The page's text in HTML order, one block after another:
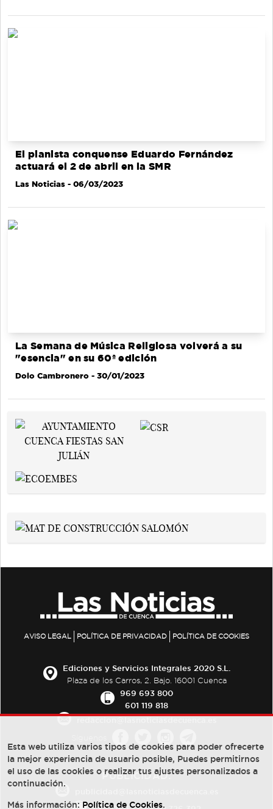
El pianista conquense Eduardo Fernández
actuará el 2 de abril en la SMR
Las Noticias - 06/03/2023
La Semana de Música Religiosa volverá a su
"esencia" en su 60ª edición
Dolo Cambronero - 30/01/2023
AVISO LEGAL POLÍTICA DE PRIVACIDAD POLÍTICA DE COOKIES
Ediciones y Servicios Integrales 2020 S.L.
Plaza de los Carros, 2. Bajo. 16001 Cuenca
969 693 800
601 119 818
PUBLICIDAD:
Esta web utiliza varios tipos de cookies para poder ofrecerte
la mejor experiencia de usuario posible, Puedes permitirnos
el uso de las cookies o realizar tus ajustes personalizados a
continuación.
Más información: Política de Cookies.